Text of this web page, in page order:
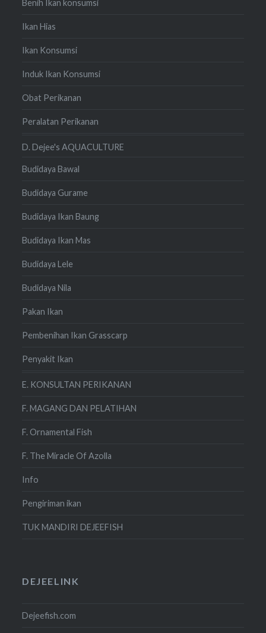
Benih Ikan konsumsi
Ikan Hias
Ikan Konsumsi
Induk Ikan Konsumsi
Obat Perikanan
Peralatan Perikanan
D. Dejee's AQUACULTURE
Budidaya Bawal
Budidaya Gurame
Budidaya Ikan Baung
Budidaya Ikan Mas
Budidaya Lele
Budidaya Nila
Pakan Ikan
Pembenihan Ikan Grasscarp
Penyakit Ikan
E. KONSULTAN PERIKANAN
F. MAGANG DAN PELATIHAN
F. Ornamental Fish
F. The Miracle Of Azolla
Info
Pengiriman ikan
TUK MANDIRI DEJEEFISH
DEJEELINK
Dejeefish.com